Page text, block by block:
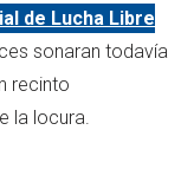
de Lucha Libre
sonaran todavía
recinto
la locura.